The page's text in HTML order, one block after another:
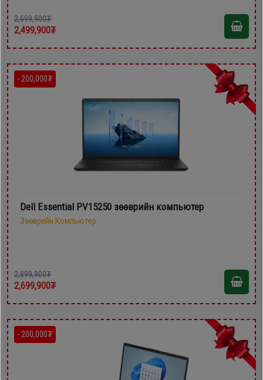
2,699,900₮
2,499,900₮
- 200,000₮
Dell Essential PV15250 зөөврийн компьютер
Зөөврийн Компьютер
2,899,900₮
2,699,900₮
- 200,000₮